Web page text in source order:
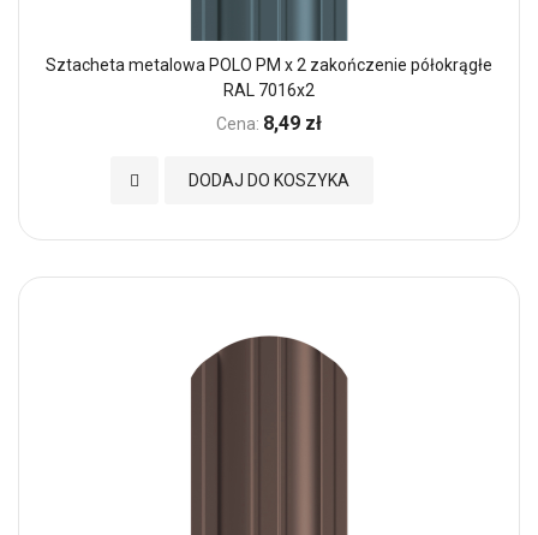
Sztacheta metalowa POLO PM x 2 zakończenie półokrągłe
RAL 7016x2
Cena: 8,49 zł
DODAJ DO KOSZYKA
Dodaj do Ulubionych